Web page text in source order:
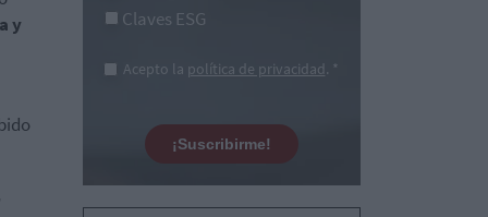
y
Claves ESG
Acepto la política de privacidad. *
¡Suscribirme!